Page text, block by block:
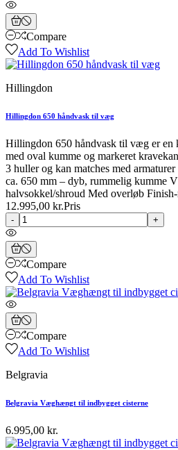
Compare
Add To Wishlist
Hillingdon
Hillingdon 650 håndvask til væg
Hillingdon 650 håndvask til væg er en
med oval kumme og markeret
3 huller og kan matches med
ca. 650 mm – dyb, rummelig kumme
halvsokkel/shroud Med overløb
12.995,00 kr.Pris
- +
Compare
Add To Wishlist
Compare
Add To Wishlist
Belgravia
Belgravia Væghængt til indbygget cisterne
6.995,00 kr.